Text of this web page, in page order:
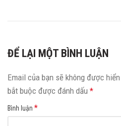
ĐỂ LẠI MỘT BÌNH LUẬN
Email của bạn sẽ không được
bắt buộc được đánh dấu *
Bình luận *